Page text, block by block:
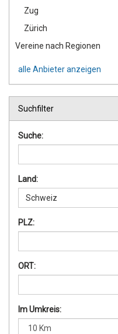
Zug
Zürich
Vereine nach Regionen
alle Anbieter anzeigen
Suchfilter
Suche:
Land:
Schweiz
PLZ:
ORT:
Im Umkreis: